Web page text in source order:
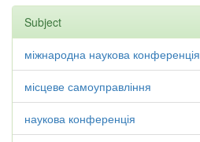
Subject
міжнародна наукова конференція
місцеве самоуправління
наукова конференція